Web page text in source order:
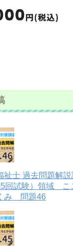
祉士 過去問題解
回試験）領域 こ
み 問題46